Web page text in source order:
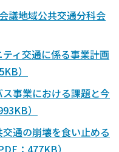
議地域公共交通分科会
ィ交通に係る事業計画
）
事業における課題と今
）
通の崩壊を食い止める